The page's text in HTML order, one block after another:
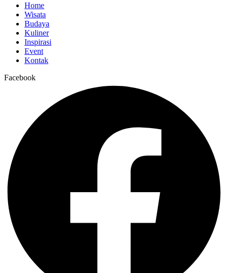
Home
Wisata
Budaya
Kuliner
Inspirasi
Event
Kontak
Facebook